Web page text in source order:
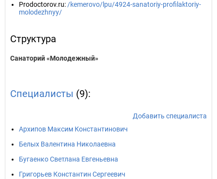
Prodoctorov.ru: /kemerovo/lpu/4924-sanatoriy-profilaktoriy-
molodezhnyy/
Структура
Санаторий «Молодежный»
Специалисты (9):
Добавить специалиста
Архипов Максим Константинович
Белых Валентина Николаевна
Бугаенко Светлана Евгеньевна
Григорьев Константин Сергеевич